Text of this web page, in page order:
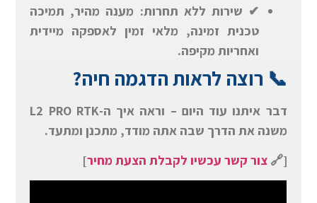
✔ שירות ללא תחרות: מענה מהיר, תמיכה
טכנית זמינה, מלאי זמין לאספקה מיידית
ואחריות מקיפה.
📞 רוצה לראות הדגמה חיה?
דבר איתנו עוד היום – וראה איך ה-L2 PRO RTK
משנה את הדרך שבה אתה מודד, מתכנן ומתעד.
[
🔗 צור קשר עכשיו לקבלת הצעת מחיר]